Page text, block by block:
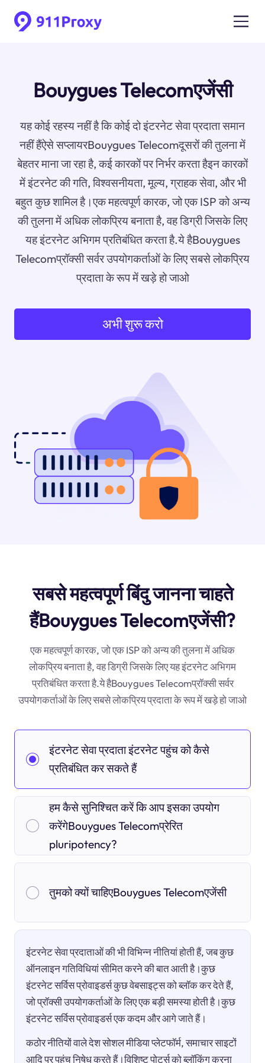
Bouygues Telecomएजेंसी
यह कोई रहस्य नहीं है कि कोई दो इंटरनेट सेवा प्रदाता समान
नहीं हैंऐसे सप्लायरBouygues Telecomदूसरों की तुलना में
बेहतर माना जा रहा है, कई कारकों पर निर्भर करता हैइन कारकों
में इंटरनेट की गति, विश्वसनीयता, मूल्य, ग्राहक सेवा, और भी
बहुत कुछ शामिल है।एक महत्वपूर्ण कारक, जो एक ISP को अन्य
की तुलना में अधिक लोकप्रिय बनाता है, वह डिग्री जिसके लिए
यह इंटरनेट अभिगम प्रतिबंधित करता है.ये हैBouygues
Telecomप्रॉक्सी सर्वर उपयोगकर्ताओं के लिए सबसे लोकप्रिय
प्रदाता के रूप में खड़े हो जाओ
अभी शुरू करो
सबसे महत्वपूर्ण बिंदु जानना चाहते
हैंBouygues Telecomएजेंसी?
एक महत्वपूर्ण कारक, जो एक ISP को अन्य की तुलना में अधिक
लोकप्रिय बनाता है, वह डिग्री जिसके लिए यह इंटरनेट अभिगम
प्रतिबंधित करता है.ये हैBouygues Telecomप्रॉक्सी सर्वर
उपयोगकर्ताओं के लिए सबसे लोकप्रिय प्रदाता के रूप में खड़े हो जाओ
इंटरनेट सेवा प्रदाता इंटरनेट पहुंच को कैसे
प्रतिबंधित कर सकते हैं
हम कैसे सुनिश्चित करें कि आप इसका उपयोग
करेंगेBouygues Telecomप्रेरित
pluripotency?
तुमको क्यों चाहिएBouygues Telecomएजेंसी
इंटरनेट सेवा प्रदाताओं की भी विभिन्न नीतियां होती हैं, जब कुछ
ऑनलाइन गतिविधियां सीमित करने की बात आती है।कुछ
इंटरनेट सर्विस प्रोवाइडर्स कुछ वेबसाइट्स को ब्लॉक कर देते हैं,
जो प्रॉक्सी उपयोगकर्ताओं के लिए एक बड़ी समस्या होती है।कुछ
इंटरनेट सर्विस प्रोवाइडर्स एक कदम और आगे जाते हैं।
कठोर नीतियों वाले देश सोशल मीडिया प्लेटफॉर्म, समाचार साइटों
आदि पर पहुंच निषेध करते हैं।विशिष्ट पोर्ट्स को ब्लॉकिंग करना